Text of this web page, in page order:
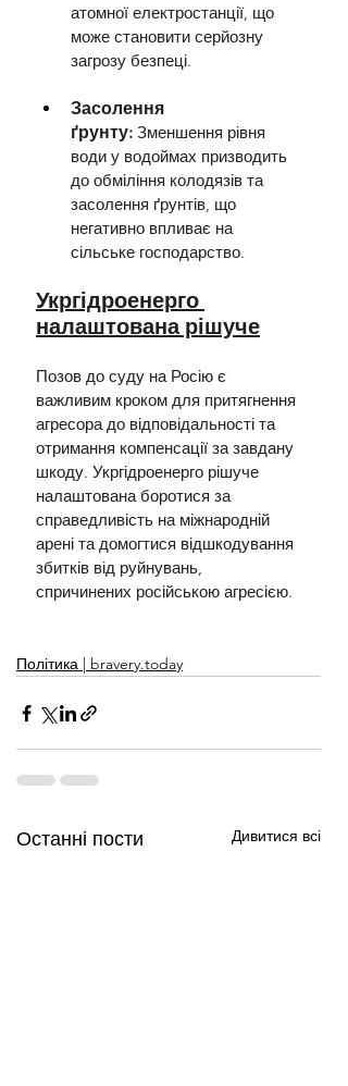
атомної електростанції, що
може становити серйозну
загрозу безпеці.
Засолення
ґрунту: Зменшення рівня
води у водоймах призводить
до обміління колодязів та
засолення ґрунтів, що
негативно впливає на
сільське господарство.
Укргідроенерго
налаштована рішуче
Позов до суду на Росію є
важливим кроком для притягнення
агресора до відповідальності та
отримання компенсації за завдану
шкоду. Укргідроенерго рішуче
налаштована боротися за
справедливість на міжнародній
арені та домогтися відшкодування
збитків від руйнувань,
спричинених російською агресією.
Політика | bravery.today
Останні пости Дивитися всі